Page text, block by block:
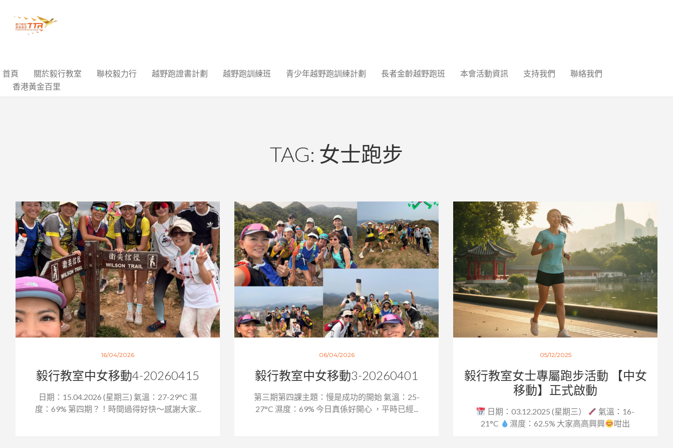
首頁 關於毅行教室 聯校毅力行 越野跑證書計劃 越野跑訓練班 青少年越野跑訓練計劃 長者金齡越野跑班 本會活動資訊 支持我們
聯絡我們
香港黃金百里
TAG: 女士跑步
16/04/2026
毅行教室中女移動4-20260415
日期：15.04.2026 (星期三) 氣溫：27-29°C 濕
度：69% 第四期？！時間過得好快～感謝大家...
06/04/2026
毅行教室中女移動3-20260401
第三期第四課主題：慢是成功的開始 氣溫：25-
27°C 濕度：69% 今日真係好開心 ，平時已經...
05/12/2025
毅行教室女士專屬跑步活動 【中女
移動】正式啟動
日期：03.12.2025 (星期三）
氣溫：16-
21°C
濕度：62.5% 大家高高興興
咁出